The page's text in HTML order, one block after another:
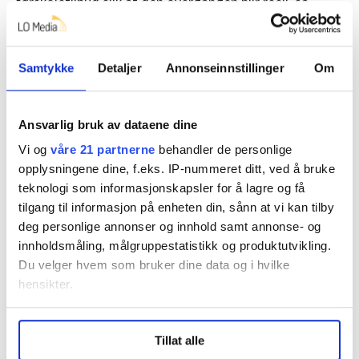
Samtykke Detaljer Annonseinnstillinger Om
Ansvarlig bruk av dataene dine
Vi og våre 21 partnerne behandler de personlige
opplysningene dine, f.eks. IP-nummeret ditt, ved å bruke
teknologi som informasjonskapsler for å lagre og få
tilgang til informasjon på enheten din, sånn at vi kan tilby
deg personlige annonser og innhold samt annonse- og
innholdsmåling, målgruppestatistikk og produktutvikling.
Du velger hvem som bruker dine data og i hvilke
hensikter.
Undermer infokan du lese om hvordan dine personlige
data behandles og hvordan du kan velge hvordan de skal
Tillat alle
Hågensen.
var at det første skoleåret skulle være lekbasert.
fortsatt ikke lyktes.
Denne artikkelen erover ett år gammel.
barnehage Skolenes landsforbund